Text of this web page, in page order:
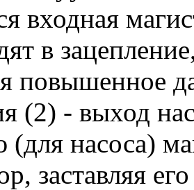
входная
в
повышенное
(2) - выход
насоса)
заставляя